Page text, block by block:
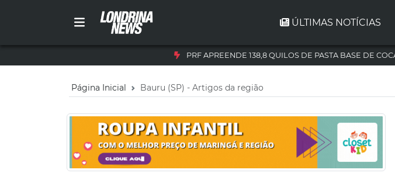
ÚLTIMAS NOTÍCIAS
PRF APREENDE 138,8 QUILOS DE PASTA BASE DE
Página Inicial Bauru (SP) - Artigos da região